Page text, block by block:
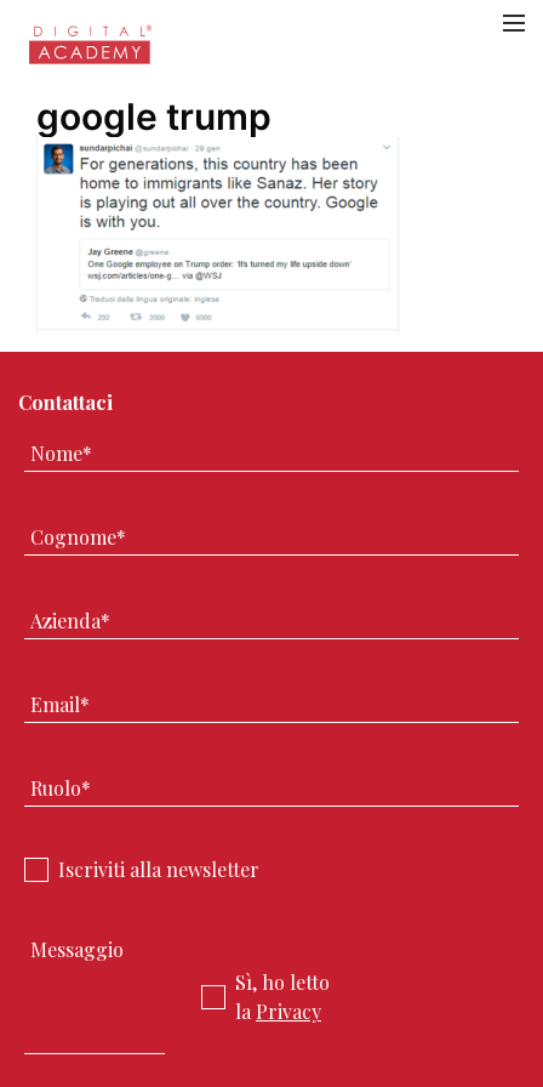
google trump
Contattaci
Iscriviti alla newsletter
Sì, ho letto
la Privacy